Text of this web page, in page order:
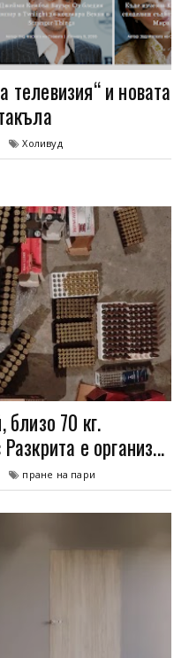
телевизия“ и новата
Холивуд
70 кг.
е организ...
пране на пари